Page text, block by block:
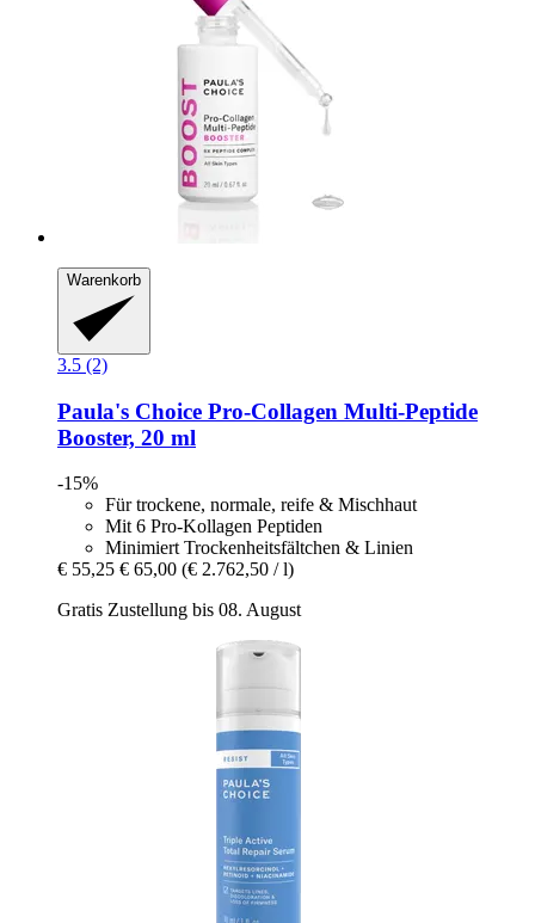
Warenkorb
3.5 (2)
Paula's Choice Pro-​Collagen Multi-​Peptide
Booster, 20 ml
-15%
Für trockene, normale, reife & Mischhaut
Mit 6 Pro-Kollagen Peptiden
Minimiert Trockenheitsfältchen & Linien
€ 55,25 € 65,00 (€ 2.762,50 / l)
Gratis Zustellung bis 08. August